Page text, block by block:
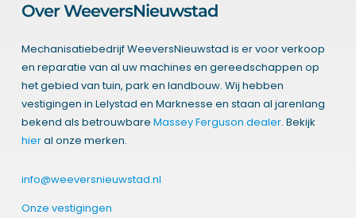
Over WeeversNieuwstad
Mechanisatiebedrijf WeeversNieuwstad is er voor verkoop
en reparatie van al uw machines en gereedschappen op
het gebied van tuin, park en landbouw. Wij hebben
vestigingen in Lelystad en Marknesse en staan al jarenlang
bekend als betrouwbare Massey Ferguson dealer. Bekijk
hieral onze merken.
info@weeversnieuwstad.nl
Onze vestigingen